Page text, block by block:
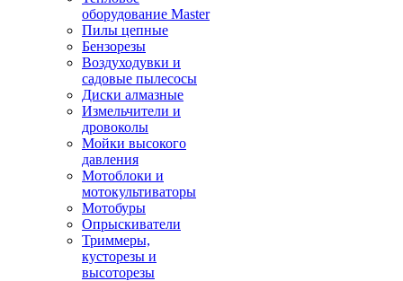
оборудование Master
Пилы цепные
Бензорезы
Воздуходувки и
садовые пылесосы
Диски алмазные
Измельчители и
дровоколы
Мойки высокого
давления
Мотоблоки и
мотокультиваторы
Мотобуры
Опрыскиватели
Триммеры,
кусторезы и
высоторезы